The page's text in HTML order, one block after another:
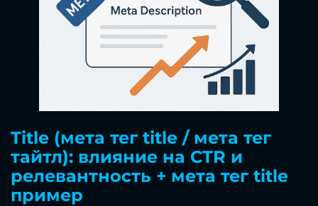
Title (мета тег title / мета тег
тайтл): влияние на CTR и
релевантность + мета тег title
пример